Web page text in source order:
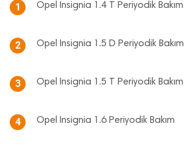
1 Opel Insignia 1.4 T Periyodik Bakım
2 Opel Insignia 1.5 D Periyodik Bakım
3 Opel Insignia 1.5 T Periyodik Bakım
4 Opel Insignia 1.6 Periyodik Bakım